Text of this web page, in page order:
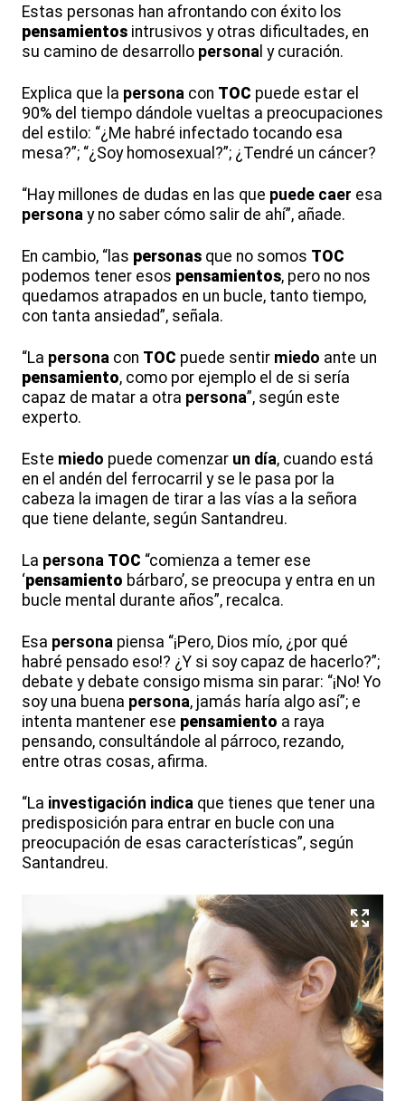
Estas personas han afrontando con éxito los
pensamientos intrusivos y otras dificultades, en
su camino de desarrollo persona l y curación.
Explica que la persona con TOC puede estar el
90% del tiempo dándole vueltas a preocupaciones
del estilo: “¿Me habré infectado tocando esa
mesa?”; “¿Soy homosexual?”; ¿Tendré un cáncer?
“Hay millones de dudas en las que puede caer esa
persona y no saber cómo salir de ahí”, añade.
En cambio, “las personas que no somos TOC
podemos tener esos pensamientos, pero no nos
quedamos atrapados en un bucle, tanto tiempo,
con tanta ansiedad”, señala.
“La persona con TOC puede sentir miedo ante un
pensamiento, como por ejemplo el de si sería
capaz de matar a otra persona”, según este
experto.
Este miedo puede comenzar un día, cuando está
en el andén del ferrocarril y se le pasa por la
cabeza la imagen de tirar a las vías a la señora
que tiene delante, según Santandreu.
La persona TOC “comienza a temer ese
‘pensamiento bárbaro’, se preocupa y entra en un
bucle mental durante años”, recalca.
Esa persona piensa “¡Pero, Dios mío, ¿por qué
habré pensado eso!? ¿Y si soy capaz de hacerlo?”;
debate y debate consigo misma sin parar: “¡No! Yo
soy una buena persona, jamás haría algo así”; e
intenta mantener ese pensamiento a raya
pensando, consultándole al párroco, rezando,
entre otras cosas, afirma.
“La investigación indica que tienes que tener una
predisposición para entrar en bucle con una
preocupación de esas características”, según
Santandreu.